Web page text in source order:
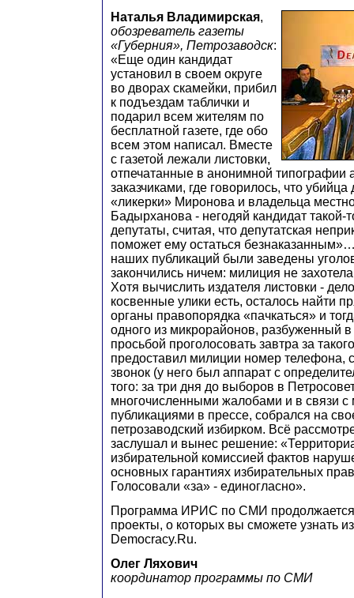
Наталья Владимирская,
обозреватель газеты
«Губерния», Петрозаводск:
«Еще один кандидат
установил в своем округе
во дворах скамейки, прибил
к подъездам таблички и
подарил всем жителям по
бесплатной газете, где обо
всем этом написал. Вместе
с газетой лежали листовки,
отпечатанные в анонимной
заказчиками, где говорилось, что
«ликерки» Миронова и владельца
Бадырханова - негодяй кандидат такой-
депутаты, считая, что депутатская
поможет ему остаться
наших публикаций были заведены
закончились ничем: милиция не
Хотя вычислить издателя листовки -
косвенные улики есть, осталось найти
органы правопорядка «пачкаться» и
одного из микрорайонов, разбуженный в
просьбой проголосовать завтра за
предоставил милиции номер телефона,
звонок (у него был аппарат с
того: за три дня до выборов в
многочисленными жалобами и в связи
публикациями в прессе, собрался на
петрозаводский избирком. Всё
заслушал и вынес решение:
избирательной комиссией фактов
основных гарантиях избирательных
Голосовали «за» - единогласно».
Программа ИРИС по СМИ
проекты, о которых вы cможете узнать
Democracy.Ru.
Олег Ляхович
координатор программы по СМИ